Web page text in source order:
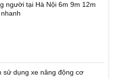
người tại Hà Nội 6m 9m 12m
sử dụng xe nâng động cơ